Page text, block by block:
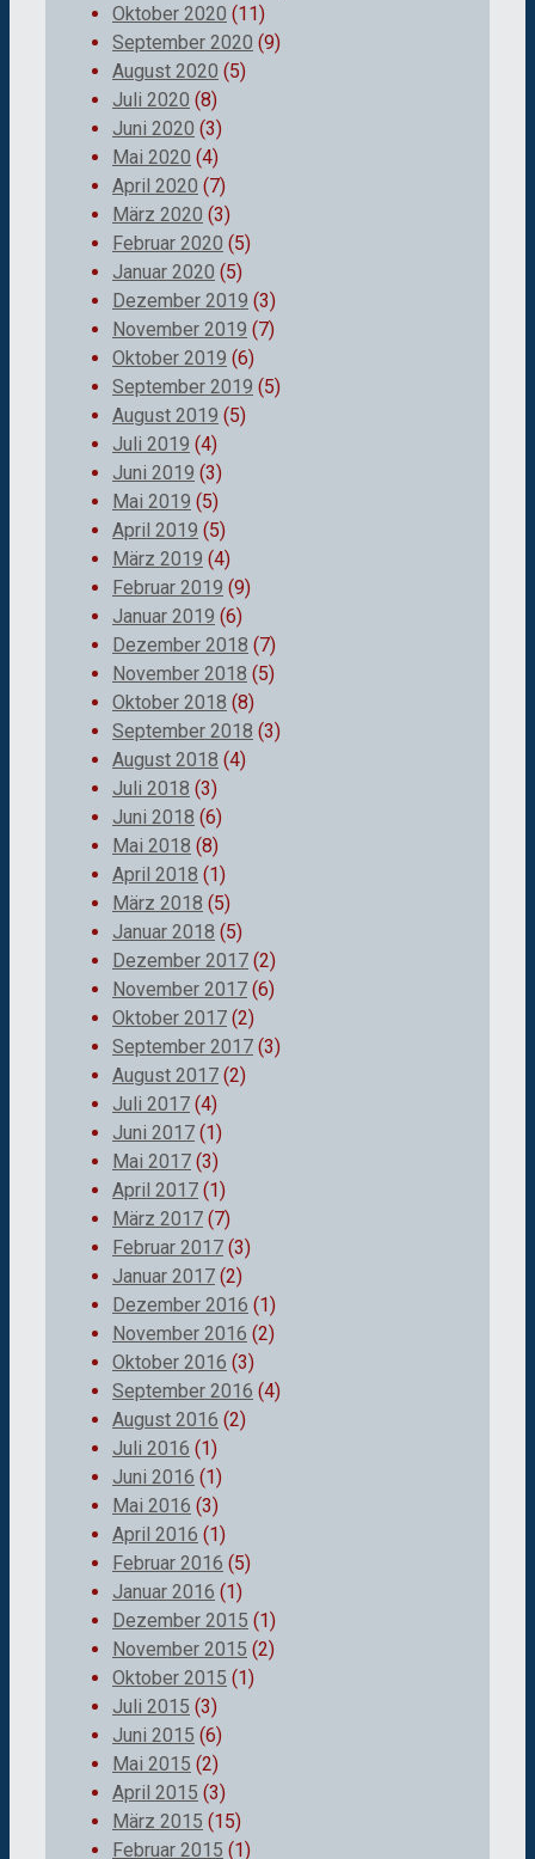
Oktober 2020 (11)
September 2020 (9)
August 2020 (5)
Juli 2020 (8)
Juni 2020 (3)
Mai 2020 (4)
April 2020 (7)
März 2020 (3)
Februar 2020 (5)
Januar 2020 (5)
Dezember 2019 (3)
November 2019 (7)
Oktober 2019 (6)
September 2019 (5)
August 2019 (5)
Juli 2019 (4)
Juni 2019 (3)
Mai 2019 (5)
April 2019 (5)
März 2019 (4)
Februar 2019 (9)
Januar 2019 (6)
Dezember 2018 (7)
November 2018 (5)
Oktober 2018 (8)
September 2018 (3)
August 2018 (4)
Juli 2018 (3)
Juni 2018 (6)
Mai 2018 (8)
April 2018 (1)
März 2018 (5)
Januar 2018 (5)
Dezember 2017 (2)
November 2017 (6)
Oktober 2017 (2)
September 2017 (3)
August 2017 (2)
Juli 2017 (4)
Juni 2017 (1)
Mai 2017 (3)
April 2017 (1)
März 2017 (7)
Februar 2017 (3)
Januar 2017 (2)
Dezember 2016 (1)
November 2016 (2)
Oktober 2016 (3)
September 2016 (4)
August 2016 (2)
Juli 2016 (1)
Juni 2016 (1)
Mai 2016 (3)
April 2016 (1)
Februar 2016 (5)
Januar 2016 (1)
Dezember 2015 (1)
November 2015 (2)
Oktober 2015 (1)
Juli 2015 (3)
Juni 2015 (6)
Mai 2015 (2)
April 2015 (3)
März 2015 (15)
Februar 2015 (1)